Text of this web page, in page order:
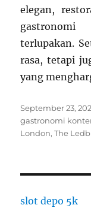
elegan,
terlupakan.
rasa, tetapi
yang
Posted
on
September 23,
gastronomi
London,The
slot depo 5k